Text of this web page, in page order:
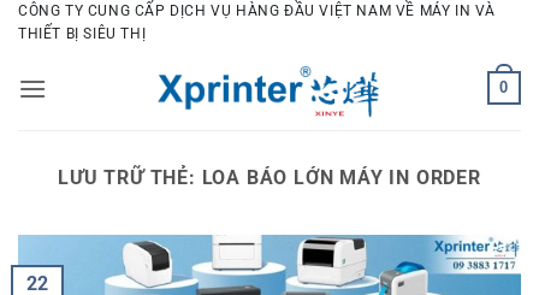
Bỏ
qua
dung
CÔNG TY CUNG CẤP DỊCH VỤ HÀNG ĐẦU VIỆT NAM VỀ MÁY IN VÀ
THIẾT BỊ SIÊU THỊ
0
LƯU TRỮ THẺ: LOA BÁO LỚN MÁY IN ORDER
22